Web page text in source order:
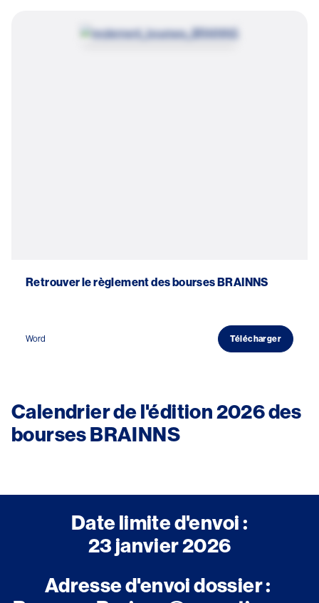
Image
Retrouver le règlement des bourses BRAINNS
Word Télécharger
Calendrier de l'édition 2026 des
bourses BRAINNS
Date limite d'envoi :
23 janvier 2026
Adresse d'envoi dossier :